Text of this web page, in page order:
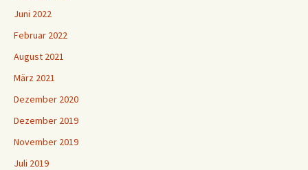
Juni 2022
Februar 2022
August 2021
März 2021
Dezember 2020
Dezember 2019
November 2019
Juli 2019